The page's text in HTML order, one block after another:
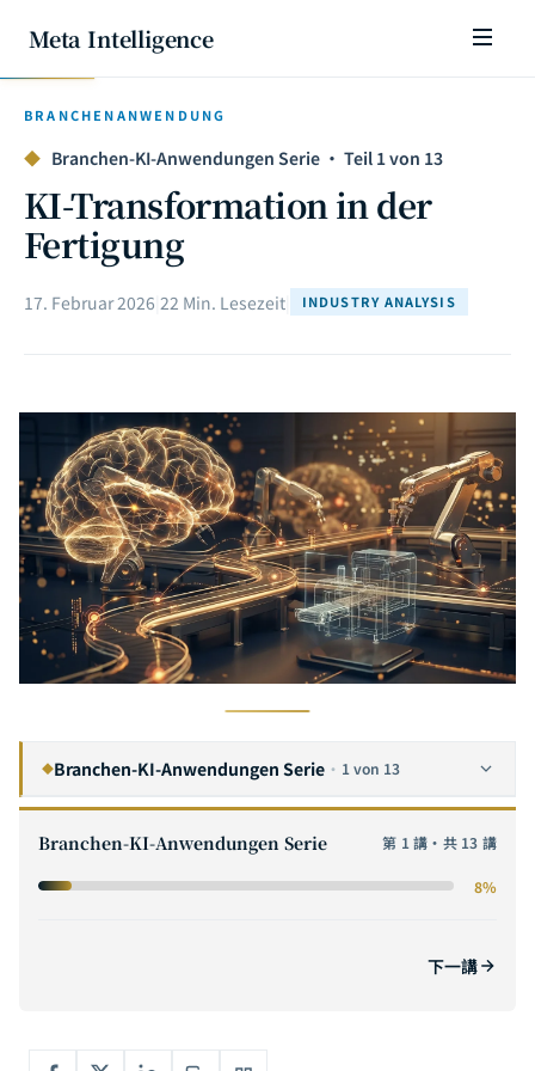
Meta Intelligence
BRANCHENANWENDUNG
◆ Branchen-KI-Anwendungen Serie · Teil 1 von 13
KI-Transformation in der
Fertigung
17. Februar 2026 22 Min. Lesezeit INDUSTRY ANALYSIS
◆Branchen-KI-Anwendungen Serie · 1 von 13
Der vollständige Leitfaden zu KI im Einzelhandel und E-Commerce: Von personalisierten Empfehlungen bis zur intelligenten Lieferkette – datengetriebene New-Retail-Erlebnisse gestalten
Branchen-KI-Anwendungen Serie 第 1 講・共 13 講
8%
下一講